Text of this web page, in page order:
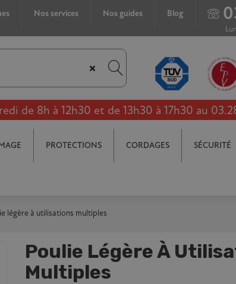
Nos services Nos guides Blog
×
de 8h à 12h30 et de 13h30 à 17h30 au
PROTECTIONS CORDAGES SÉCURITÉ
légère à utilisations multiples
Poulie Légère À
Multiples